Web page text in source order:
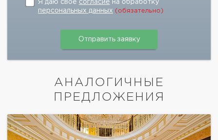
Я даю свое согласие на обработку
персональных данных (обязательно)
АНАЛОГИЧНЫЕ
ПРЕДЛОЖЕНИЯ